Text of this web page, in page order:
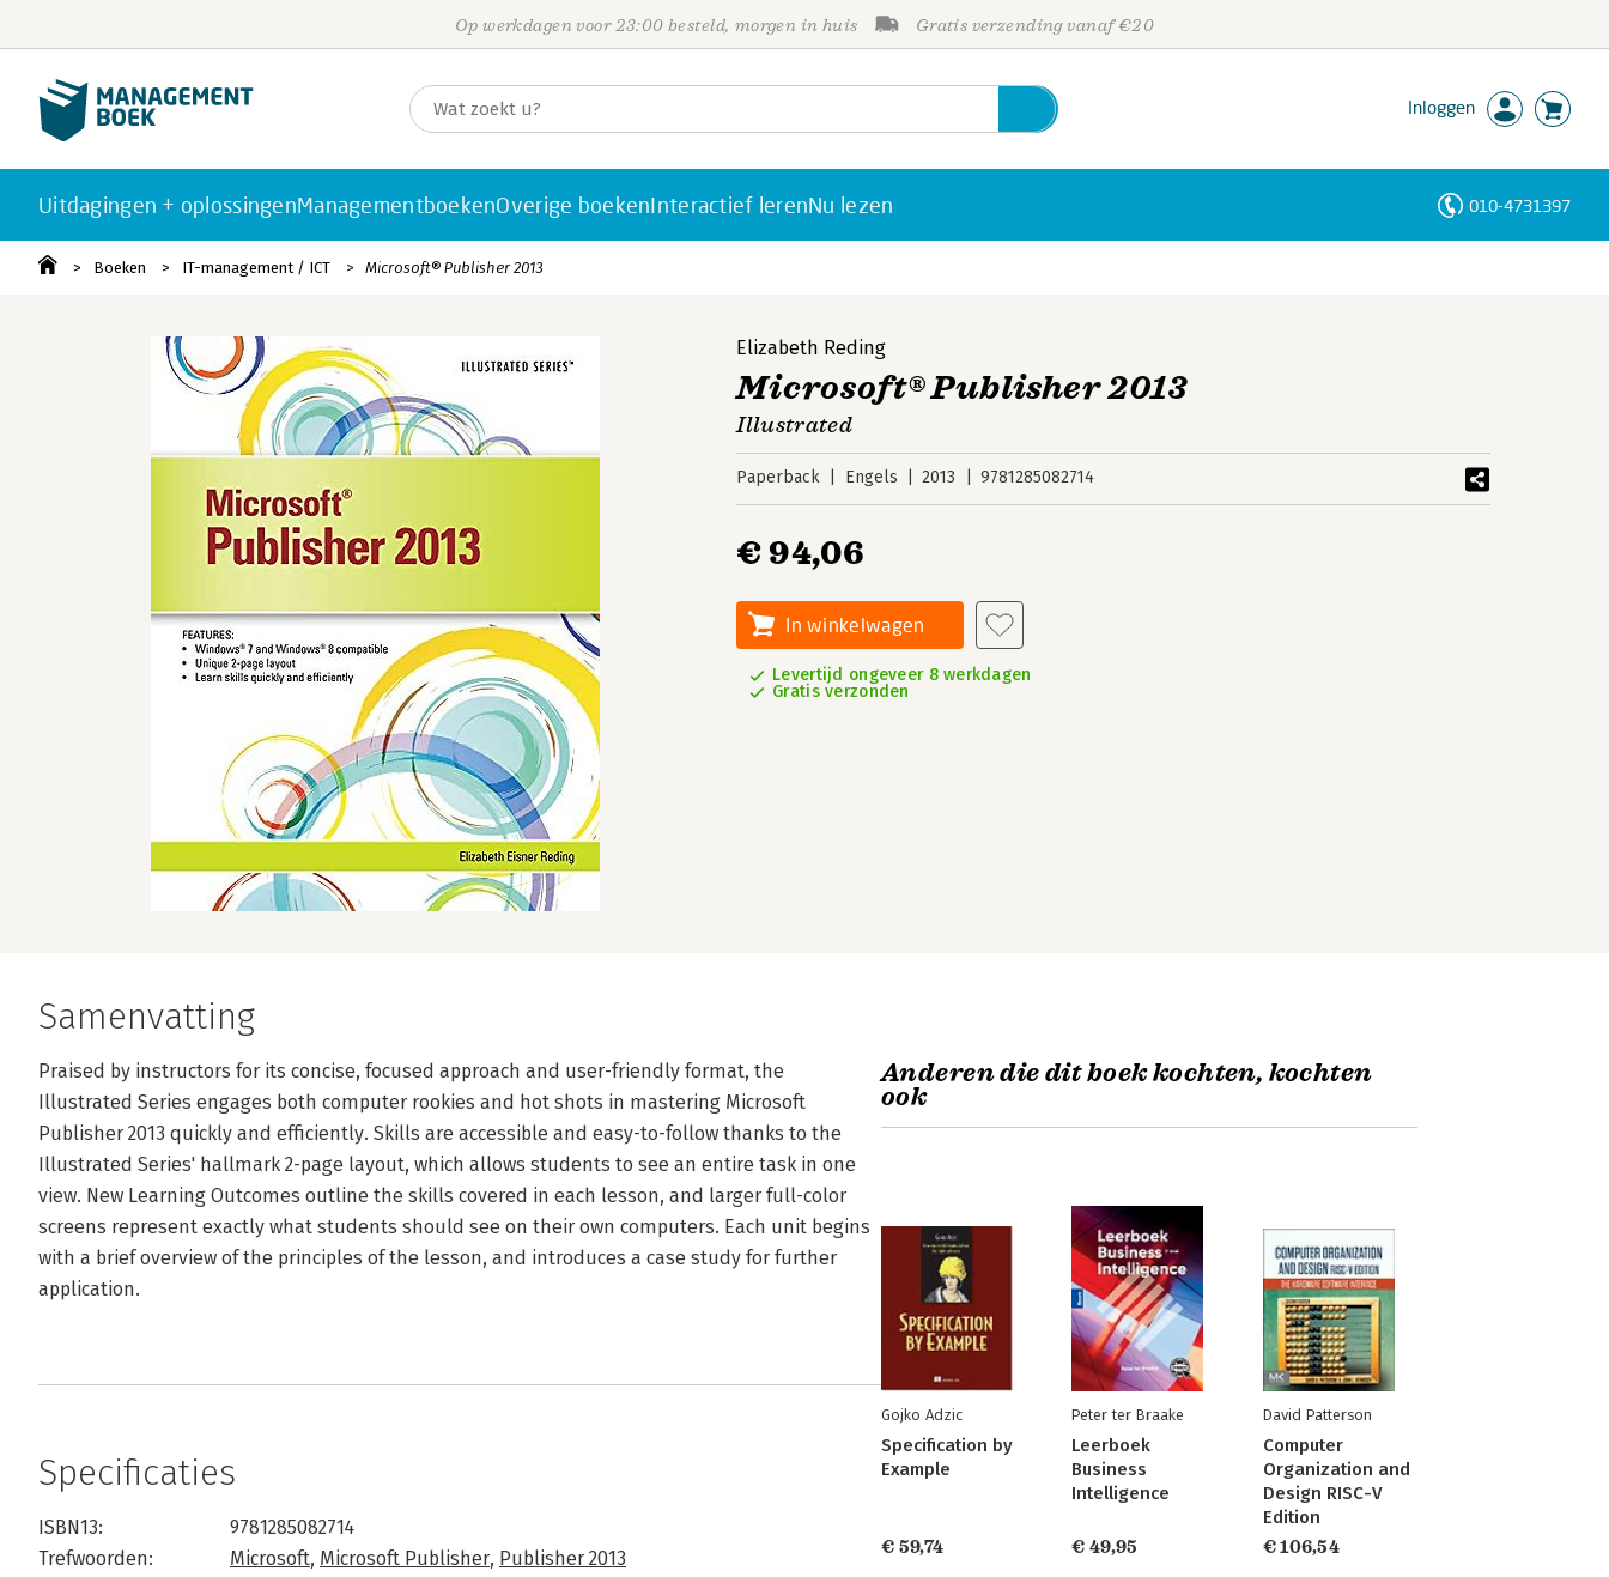
Op werkdagen voor 23:00 besteld, morgen in huis Gratis verzending vanaf €20
Inloggen
Uitdagingen + oplossingenManagementboekenOverige boekenInteractief lerenNu lezen 010-4731397
Boeken IT-management / ICT Microsoft® Publisher 2013
Elizabeth Reding
Microsoft® Publisher 2013
Illustrated
Paperback Engels 2013 9781285082714
€ 94,06
In winkelwagen
Levertijd ongeveer 8 werkdagen
Gratis verzonden
Samenvatting
Praised by instructors for its concise, focused approach and user-friendly format, the
Illustrated Series engages both computer rookies and hot shots in mastering Microsoft
Publisher 2013 quickly and efficiently. Skills are accessible and easy-to-follow thanks to the
Illustrated Series' hallmark 2-page layout, which allows students to see an entire task in one
view. New Learning Outcomes outline the skills covered in each lesson, and larger full-color
screens represent exactly what students should see on their own computers. Each unit begins
with a brief overview of the principles of the lesson, and introduces a case study for further
application.
Specificaties
ISBN13:
9781285082714
Trefwoorden:
Microsoft, Microsoft Publisher, Publisher 2013
Anderen die dit boek kochten, kochten
ook
Gojko Adzic
Specification by
Example
€ 59,74
Peter ter Braake
Leerboek
Business
Intelligence
€ 49,95
David Patterson
Computer
Organization and
Design RISC-V
Edition
€ 106,54
Personen